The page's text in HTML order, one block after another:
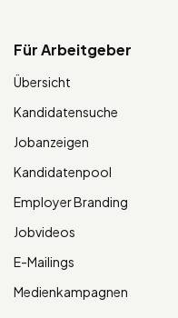
Für Arbeitgeber
Übersicht
Kandidatensuche
Jobanzeigen
Kandidatenpool
Employer Branding
Jobvideos
E-Mailings
Medienkampagnen